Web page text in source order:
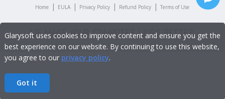
Home | EULA | Privacy Policy | Refund Policy | Terms of Use
Glarysoft uses cookies to improve content and ensure you get the
best experience on our website. By continuing to use this website,
you agree to our privacy policy.
Got it